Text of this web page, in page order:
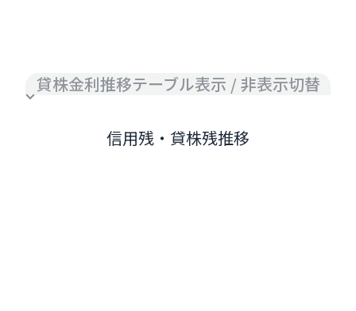
貸株金利推移テーブル表示 / 非表示切替
信用残・貸株残推移